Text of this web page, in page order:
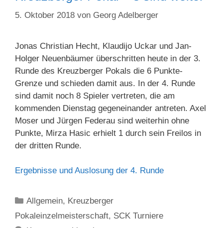
5. Oktober 2018 von Georg Adelberger
Jonas Christian Hecht, Klaudijo Uckar und Jan-
Holger Neuenbäumer überschritten heute in der 3.
Runde des Kreuzberger Pokals die 6 Punkte-
Grenze und schieden damit aus. In der 4. Runde
sind damit noch 8 Spieler vertreten, die am
kommenden Dienstag gegeneinander antreten. Axel
Moser und Jürgen Federau sind weiterhin ohne
Punkte, Mirza Hasic erhielt 1 durch sein Freilos in
der dritten Runde.
Ergebnisse und Auslosung der 4. Runde
Kategorien
Allgemein, Kreuzberger
Pokaleinzelmeisterschaft, SCK Turniere